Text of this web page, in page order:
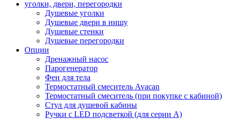
уголки, двери, перегородки
Душевые уголки
Душевые двери в нишу
Душевые стенки
Душевые перегородки
Опции
Дренажный насос
Парогенератор
Фен для тела
Термостатный смеситель Avacan
Термостатный смеситель (при покупке с кабиной)
Стул для душевой кабины
Ручки с LED подсветкой (для серии A)